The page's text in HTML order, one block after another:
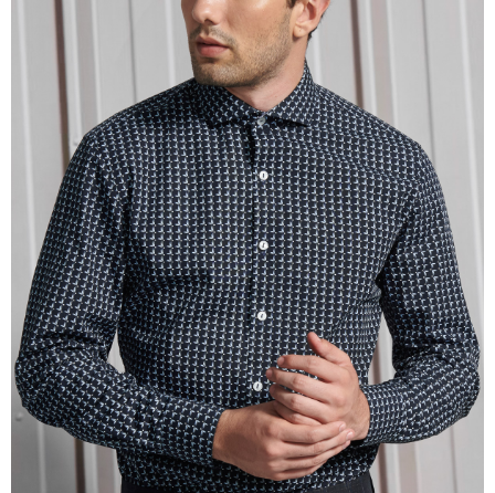
※ 請注意：結帳手續完成當下不需立刻繳費，但若您需要取消訂單，請聯絡
購買商品的店家。未經商家同意取消之訂單仍視為有效，需透過AFTEE先享
※ 交易是否成功請以「AFTEE先享後付 」之結帳頁面顯示為準，若有關於
是否繳費成功／繳費後需取消欲退款等相關疑問，請聯繫「AFTEE先享後付
https://netprotections.freshdesk.com/support/home
【注意事項】
１．透過由恩沛科技股份有限公司提供之「AFTEE先享後付」服務完成之交
易，需依本服務之必要範圍內提供個人資料，並將交易相關給付款項請求債
權轉讓予恩沛科技股份有限公司。
２．關於個人資料處理事宜，請瀏覽以下網址：
https://aftee.tw/terms/#terms3
３．未成年的使用者請事先徵得法定代理人或監護人之同意方可使用
「AFTEE先享後付」，若未經同意申辦者引起之損失，本公司不負相關責
任。
４．使用「AFTEE先享後付」時，將依據個別帳號之用戶狀況，依本公司即
時審查核予不同之上限額度；若仍有額度不足之情形，本公司將視審查結果
請求用戶進行身份認證。
５．嚴禁一人註冊多個帳號或使用他人資訊註冊。若發現惡意使用之情形，
恩沛科技股份有限公司將有權停止該用戶之使用額度並採取法律行動。